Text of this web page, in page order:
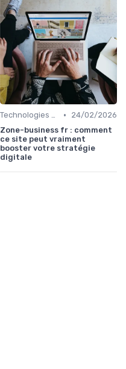
Technologies de Marketing Digital •
24/02/2026
Zone-business fr : comment
ce site peut vraiment
booster votre stratégie
digitale